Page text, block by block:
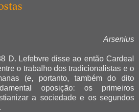
Arsenius
D. Lefebvre disse ao então Cardeal
o trabalho dos tradicionalistas e o
(e, portanto, também do dito
oposição: os primeiros
a sociedade e os segundos